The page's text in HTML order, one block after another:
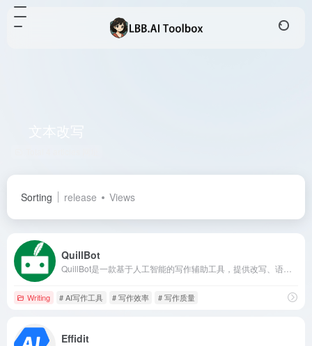
Sorting release Views
QuillBot
Writing # AI写作工具 # 写作效率 # 写作质量
Effidit